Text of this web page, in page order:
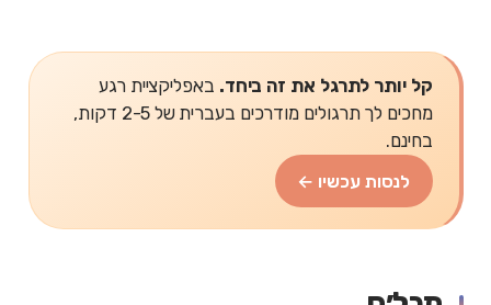
קל יותר לתרגל את זה ביחד. באפליקציית רגע
מחכים לך תרגולים מודרכים בעברית של 2-5 דקות,
בחינם.
לנסות עכשיו ←